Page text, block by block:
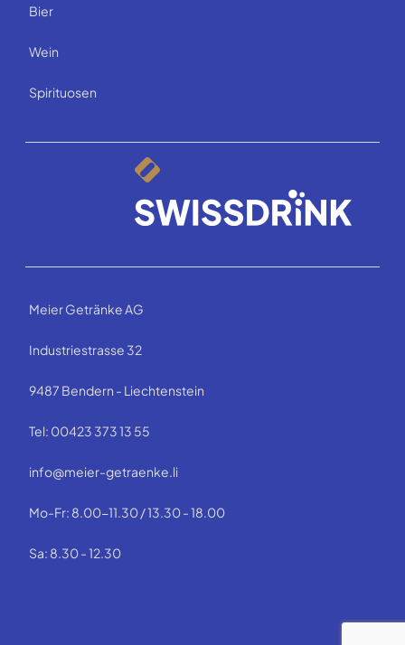
Bier
Wein
Spirituosen
Meier Getränke AG
Industriestrasse 32
9487 Bendern - Liechtenstein
Tel: 00423 373 13 55
info@meier-getraenke.li
Mo-Fr: 8.00-11.30 / 13.30 - 18.00
Sa: 8.30 - 12.30